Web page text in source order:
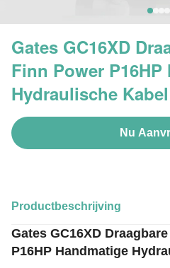
Gates GC16XD
Finn Power P16HP
Hydraulische
Nu
Productbeschrijving
Gates GC16XD
P16HP Handmatige